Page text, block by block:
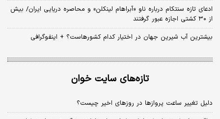
ادعای تازه سنتکام درباره ناو «آبراهام لینکلن» و محاصره دریایی ایران/ بیش
از ۳۰ کشتی اجازه عبور گرفتند
بیشترین آب شیرین جهان در اختیار کدام کشورهاست؟ + اینفوگرافی
تازه‌های سایت خوان
دلیل تغییر ساعت پروازها در روزهای اخیر چیست؟